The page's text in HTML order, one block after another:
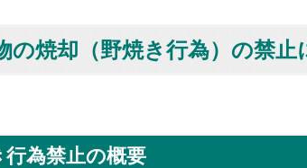
の焼却（野焼き行為）の禁止
行為禁止の概要